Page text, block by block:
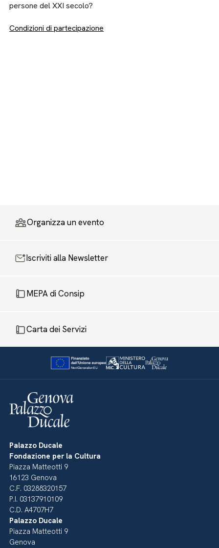
persone del XXI secolo?
Condizioni di partecipazione
Organizza un evento
Iscriviti alla Newsletter
MEPA di Consip
Carta dei Servizi
Palazzo Ducale
Fondazione per la Cultura
Piazza Matteotti 9
16123 Genova
C.F. 03288320157
P.I. 03137910109
C.D. A4707H7
Palazzo Ducale
Piazza Matteotti 9
Genova